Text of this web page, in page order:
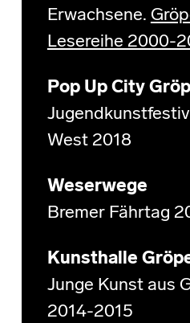
Erwachsene.
Lesereihe 2000-
Pop Up City
West 2018
Weserwege
Bremer Fährtag
Kunsthalle
Junge Kunst aus
2014-2015